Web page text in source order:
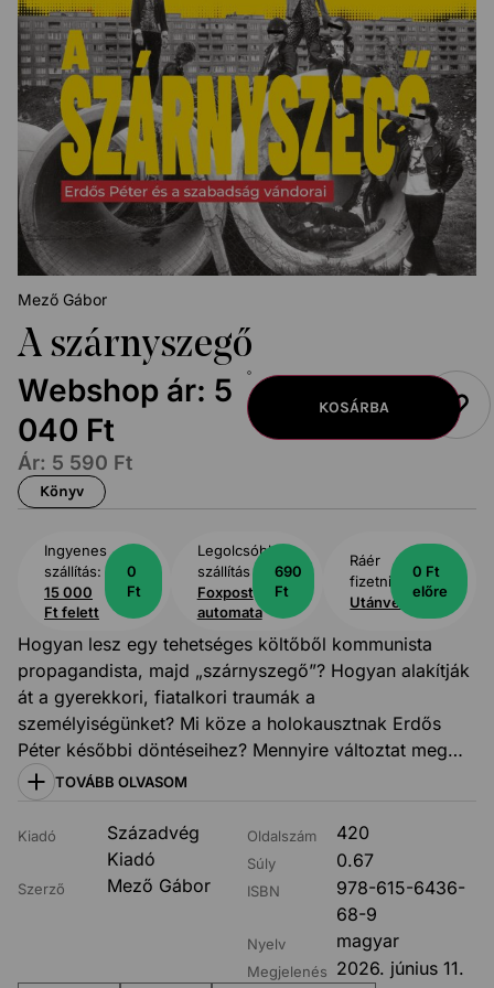
Mező Gábor
A szárnyszegő
Webshop ár: 5
040 Ft
Ár: 5 590 Ft
KOSÁRBA
Könyv
Ingyenes
szállítás:
15 000
Ft felett
0
Ft
Legolcsóbb
szállítás
Foxpost
automata
690
Ft
Ráér
fizetni:
Utánvét
0 Ft
előre
Hogyan lesz egy tehetséges költőből kommunista
propagandista, majd „szárnyszegő”? Hogyan alakítják
át a gyerekkori, fiatalkori traumák a
személyiségünket? Mi köze a holokausztnak Erdős
Péter későbbi döntéseihez? Mennyire változtat meg
minket a hatalom, egy valódi diktatúra? Hogyan lehet
úgy írni Erdősről, hogy közben a lányát a
mesterünknek tartottuk? Ezekre a kérdésekre keresi a
választ Mező Gábor kötetében, amelyet elolvasva
végigkövethetjük a címszereplő életét és a különböző
tiltott, tűrt és támogatott együttesek és előadók
történetét. Szóba kerül sok más művész mellett Bródy
János, Cserháti Zsuzsa, Török Ádám és Koncz Zsuzsa,
TOVÁBB OLVASOM
Kiadó
Századvég
Kiadó
Szerző Mező Gábor
Oldalszám 420
Súly 0.67
ISBN
978-615-6436-
68-9
Nyelv magyar
Megjelenés 2026. június 11.